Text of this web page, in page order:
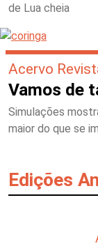
de Lua cheia
Acervo
Vamos de
Simulações
maior do que se
Edições